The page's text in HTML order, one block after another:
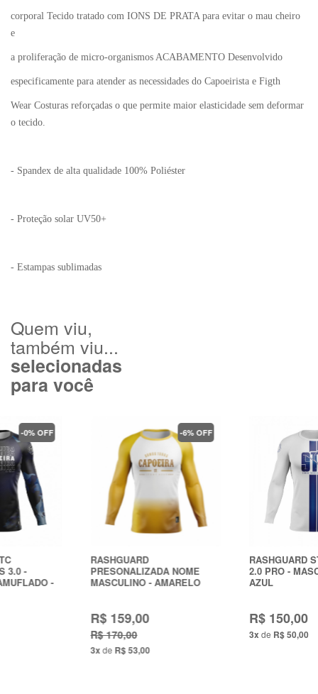
corporal Tecido tratado com IONS DE PRATA para evitar o mau cheiro
e
a proliferação de micro-organismos ACABAMENTO Desenvolvido
especificamente para atender as necessidades do Capoeirista e Figth
Wear Costuras reforçadas o que permite maior elasticidade sem deformar
o tecido.
- Spandex de alta qualidade 100% Poliéster
- Proteção solar UV50+
- Estampas sublimadas
Quem viu,
também viu...
selecionadas
para você
RASHGUARD STC
INSTRUMENTOS 3.0 -
MASCULINO CAMUFLADO -
-0% OFF
PRESONALIZADA NOME
MASCULINO - AMARELO
-6% OFF